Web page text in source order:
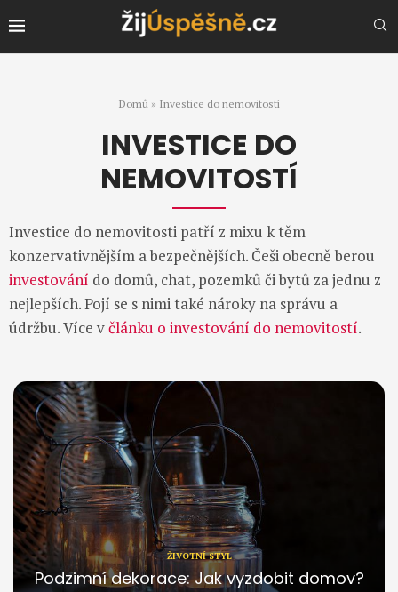
Domů » Investice do nemovitostí
INVESTICE DO
NEMOVITOSTÍ
Investice do nemovitosti patří z mixu k těm
konzervativnějším a bezpečnějších. Češi obecně berou
investování do domů, chat, pozemků či bytů za jednu z
nejlepších. Pojí se s nimi také nároky na správu a
údržbu. Více včlánku o investování do nemovitostí.
ŽIVOTNÍ STYL
Podzimní dekorace: Jak vyzdobit domov?